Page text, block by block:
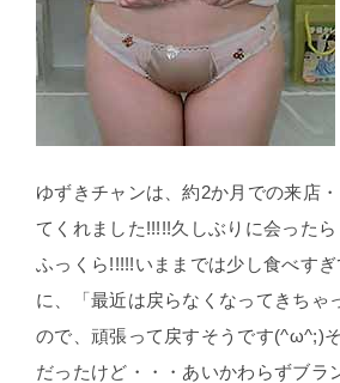
ゆずきチャンは、約2か月での来店
てくれました!!!!!久しぶりに会った
ふっくら!!!!!いままでは少し食べす
に、「最近は戻らなくなってきちゃ
ので、頑張って戻すそうです(^ω^;)
だったけど・・・あいかわらずブラ